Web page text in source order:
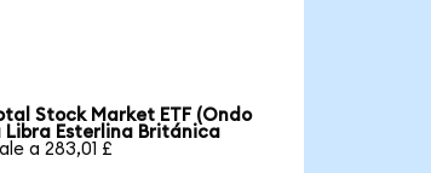
Stock Market ETF (Ondo
Libra Esterlina Británica
a 283,01 £